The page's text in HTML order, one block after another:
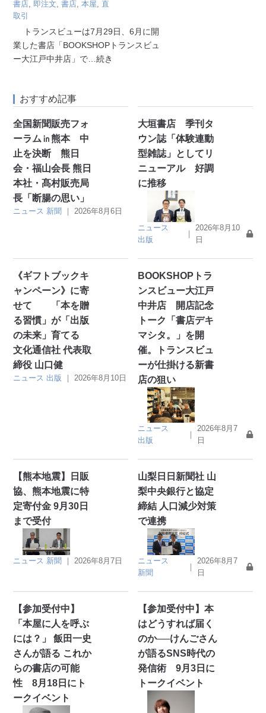
書店 即注文 ,書店 ,本屋
直
取引
トランスビューは7月29日、6月に開
業した書店「BOOKSHOPトランスビュ
ー大江戸中井店」で …続き
おすすめ記事
全国新聞販売フォ
ーラム㏌熊本 中
止を決断 熊日
会・福山会長 熊日
本社・髙村販売局
長「断腸の思い」
ニュース 新聞 ｜ 2026年8月6日
大垣書店 季刊タ
ウン誌「体験連動
型雑誌」としてリ
ニューアル 好調
に推移
ニュース
出版
｜
2026年8月10
日
《ギフトブックキ
ャンペーン》に寄
せて 「本を贈
る習慣」が「出版
の未来」育てる
文化通信社 代表取
締役 山口健
ニュース 出版 ｜2026年8月10日
BOOKSHOPトラ
ンスビュー大江戸
中井店 開店記念
トーク「書店デキ
マシタ。」を開
催。トランスビュ
ーが仕掛ける新書
店の狙い
ニュース
出版
｜
2026年8月7
日
【熊本地震】日販
協、熊本地震に特
定寄付金 9月30日
まで受付
ニュース 新聞 ｜2026年8月7日
山梨日日新聞社 山
梨中央銀行と協定
締結 人口減少対策
で連携
ニュース
新聞
｜
2026年8月7
日
【参加受付中】
「本屋に人を呼ぶ
には？」 飯田一史
さんが語る これか
らの書店の可能
性 8月18日にト
ークイベント
【参加受付中】本
はどうすれば届く
のか──けんごさん
が語るSNS時代の
発信術 9月3日に
トークイベント